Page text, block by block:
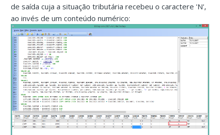
de saída cuja a situação tributária recebeu o caractere 'N',
ao invés de um conteúdo numérico: